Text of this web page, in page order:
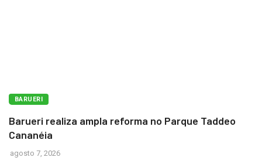
BARUERI
Barueri realiza ampla reforma no Parque Taddeo
Cananéia
agosto 7, 2026